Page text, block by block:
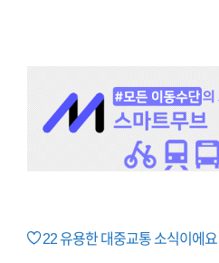
22유용한 대중교통 소식이에요